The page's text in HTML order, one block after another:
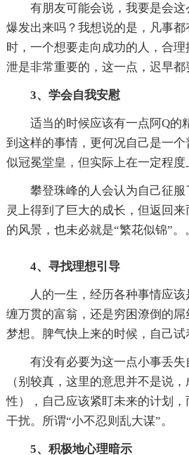
有朋友可能会说，我要是会
爆发出来吗？我想说的是，凡事
时，一个想要走向成功的人，合
泄是非常重要的，这一点，迟早都
3、学会自我安慰
适当的时候应该有一点阿Q的
到这样的事情，更何况自己是一
似冠冕堂皇，但实际上在一定程度
攀登珠峰的人会认为自己征
灵上得到了巨大的成长，但返回
的风景，也未必就是“繁花似锦”。
4、寻找理想引导
人的一生，经历各种事情应
缠万贯的富翁，还是穷困潦倒的
梦想。脾气快上来的时候，自己
有没有必要为这一点小事丢
（别较真，这里的意思并不是说
性），自己应该紧盯未来的计划
干扰。所谓“小不忍则乱大谋”。
5、积极地心理暗示